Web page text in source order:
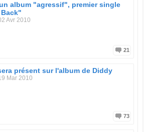
album "agressif", premier single
Avr 2010
21
présent sur l'album de Diddy
Mar 2010
73